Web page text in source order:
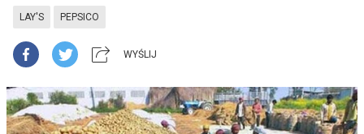
LAY'S PEPSICO
WYŚLIJ